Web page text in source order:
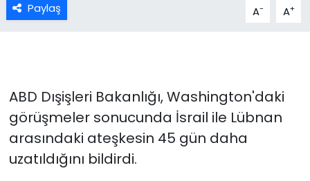
Paylaş A- A+
ABD Dışişleri Bakanlığı, Washington'daki
görüşmeler sonucunda İsrail ile Lübnan
arasındaki ateşkesin 45 gün daha
uzatıldığını bildirdi.